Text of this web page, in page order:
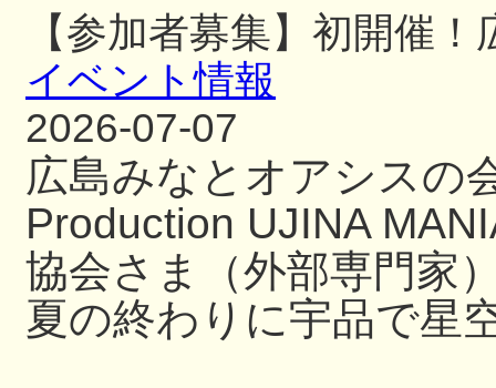
【参加者募集】初開催
イベント情報
2026-07-07
広島みなとオアシスの
Production UJINA
協会さま（外部専門家
夏の終わりに宇品で星